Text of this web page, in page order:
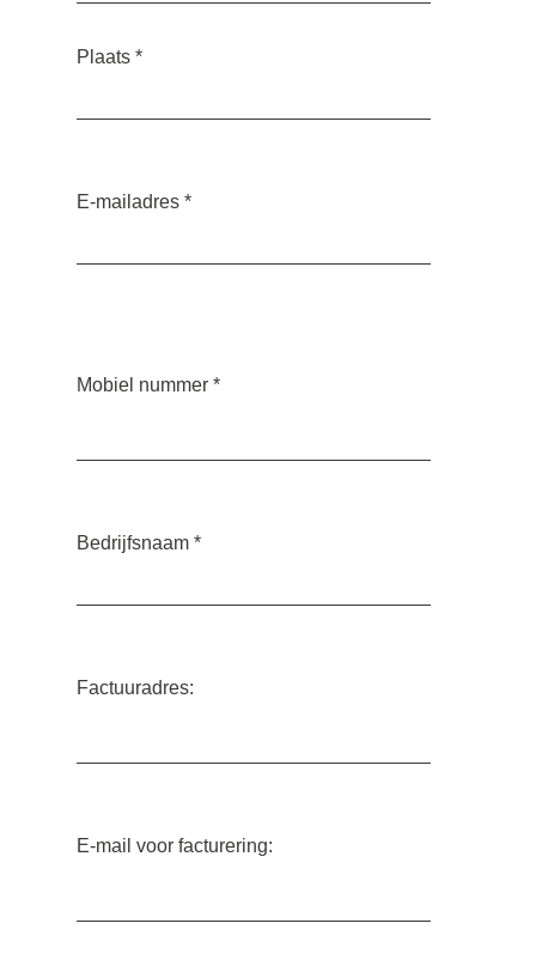
Plaats *
E-mailadres *
Mobiel nummer *
Bedrijfsnaam *
Factuuradres:
E-mail voor facturering: